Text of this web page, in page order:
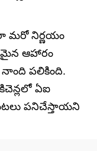
మరో నిర్ణయం
ఆహారం
పలికింది.
ఏఐ
పనిచేస్తాయని